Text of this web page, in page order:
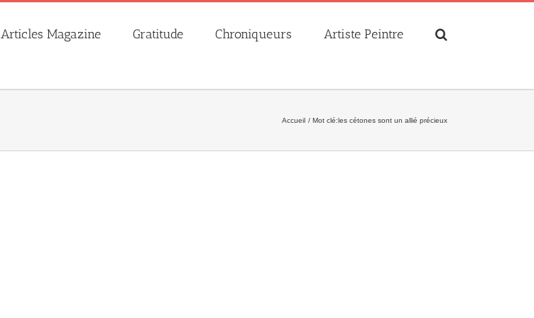
Articles Magazine Gratitude Chroniqueurs Artiste Peintre
Accueil Mot clé:les cétones sont un allié précieux